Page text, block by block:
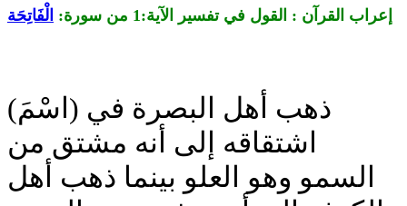
إعراب القرآن : القول في تفسير الآية:1 من سورة: الْفَاتِحَة
(اسْمَ) ذهب أهل البصرة في
اشتقاقه إلى أنه مشتق من
السمو وهو العلو بينما ذهب أهل